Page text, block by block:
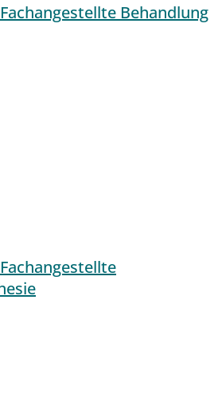
Behandlung